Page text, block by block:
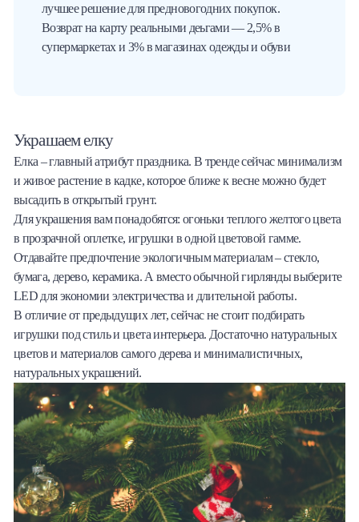
лучшее решение для предновогодних покупок.
Возврат на карту реальными деьгами — 2,5% в
супермаркетах и 3% в магазинах одежды и обуви
Украшаем елку
Елка – главный атрибут праздника. В тренде сейчас минимализм
и живое растение в кадке, которое ближе к весне можно будет
высадить в открытый грунт.
Для украшения вам понадобятся: огоньки теплого желтого цвета
в прозрачной оплетке, игрушки в одной цветовой гамме.
Отдавайте предпочтение экологичным материалам – стекло,
бумага, дерево, керамика. А вместо обычной гирлянды выберите
LED для экономии электричества и длительной работы.
В отличие от предыдущих лет, сейчас не стоит подбирать
игрушки под стиль и цвета интерьера. Достаточно натуральных
цветов и материалов самого дерева и минималистичных,
натуральных украшений.